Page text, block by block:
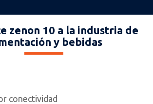
zenon 10 a la industria de
y bebidas
conectividad